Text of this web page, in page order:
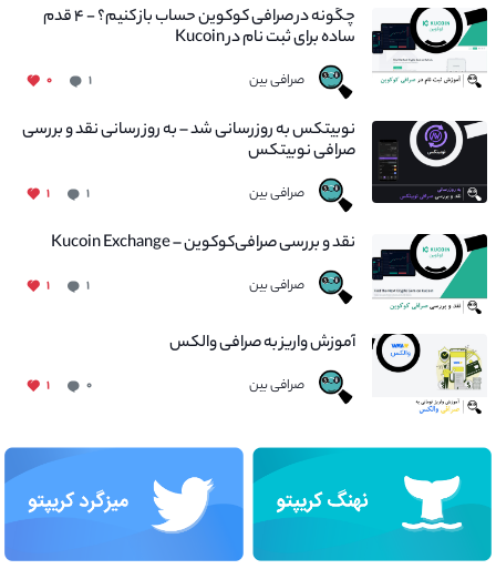
چگونه در صرافی کوکوین حساب باز کنیم؟ - ۴ قدم
ساده برای ثبت نام در Kucoin
صرافی بین ۱ ۰
نوبیتکس به روزرسانی شد – به روز رسانی نقد و بررسی
صرافی نوبیتکس
صرافی بین ۱ ۱
نقد و بررسی صرافی‌کوکوین – Kucoin Exchange
صرافی بین ۱ ۱
آموزش واریز به صرافی والکس
صرافی بین ۰ ۱